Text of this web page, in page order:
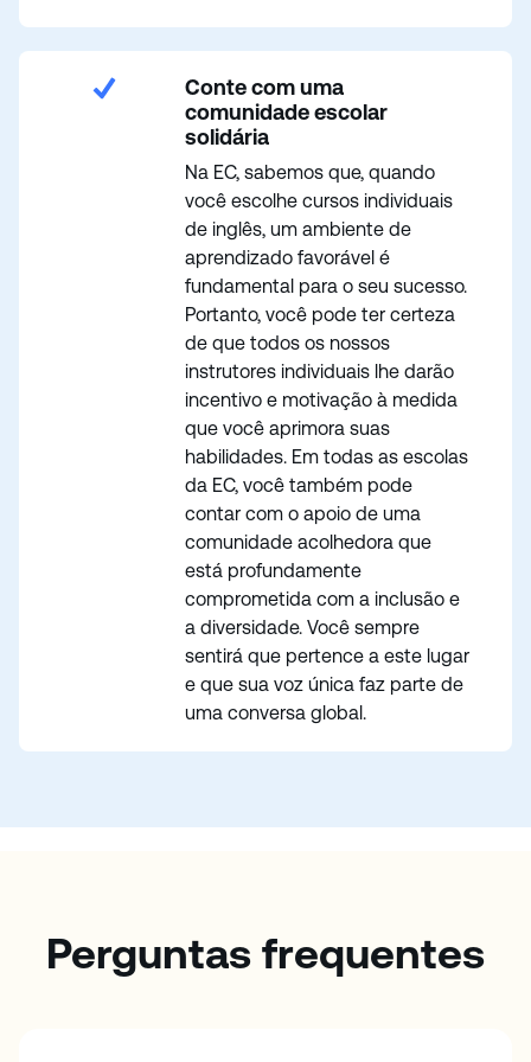
Conte com uma
comunidade escolar
solidária
Na EC, sabemos que, quando
você escolhe cursos individuais
de inglês, um ambiente de
aprendizado favorável é
fundamental para o seu sucesso.
Portanto, você pode ter certeza
de que todos os nossos
instrutores individuais lhe darão
incentivo e motivação à medida
que você aprimora suas
habilidades. Em todas as escolas
da EC, você também pode
contar com o apoio de uma
comunidade acolhedora que
está profundamente
comprometida com a inclusão e
a diversidade. Você sempre
sentirá que pertence a este lugar
e que sua voz única faz parte de
uma conversa global.
Perguntas frequentes